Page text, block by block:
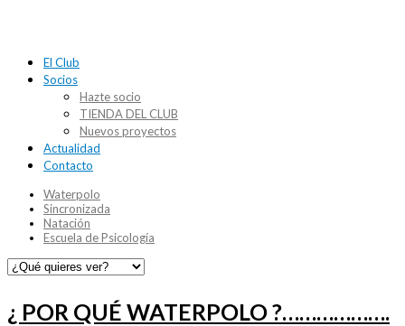
El Club
Socios
Hazte socio
TIENDA DEL CLUB
Nuevos proyectos
Actualidad
Contacto
Waterpolo
Sincronizada
Natación
Escuela de Psicología
¿ POR QUÉ WATERPOLO ?……………….